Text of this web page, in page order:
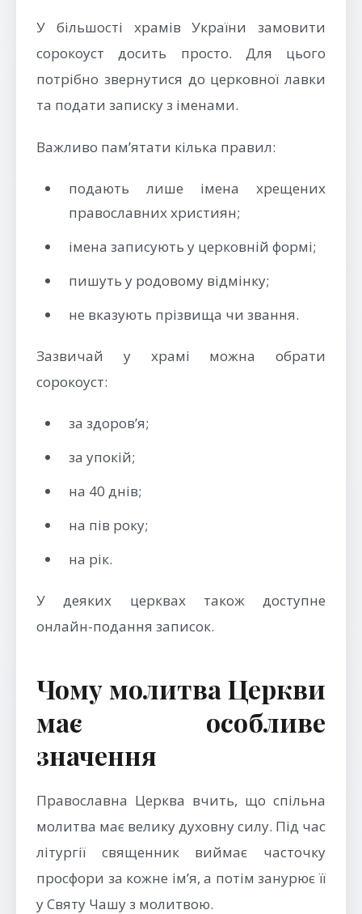
У більшості храмів України замовити
сорокоуст досить просто. Для цього
потрібно звернутися до церковної лавки
та подати записку з іменами.
Важливо пам’ятати кілька правил:
подають лише імена хрещених
православних християн;
імена записують у церковній формі;
пишуть у родовому відмінку;
не вказують прізвища чи звання.
Зазвичай у храмі можна обрати
сорокоуст:
за здоров’я;
за упокій;
на 40 днів;
на пів року;
на рік.
У деяких церквах також доступне
онлайн-подання записок.
Чому молитва Церкви
має особливе
значення
Православна Церква вчить, що спільна
молитва має велику духовну силу. Під час
літургії священник виймає часточку
просфори за кожне ім’я, а потім занурює її
у Святу Чашу з молитвою.